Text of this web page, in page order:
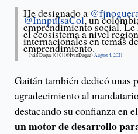
He designado a
@InnpulsaCol, un
emprendimiento social. Le
el ecosistema a nivel
internacionales en temas
emprendimiento.
— Iván Duque 🇨🇴 (@IvanDuque) August 4, 2021
Gaitán también dedicó unas
agradecimiento al
destacando su confianza en
un motor de desarrollo